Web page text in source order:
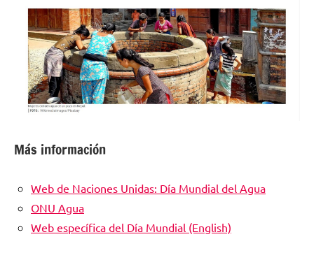
Más información
Web de Naciones Unidas: Día Mundial del Agua
ONU Agua
Web específica del Día Mundial (English)